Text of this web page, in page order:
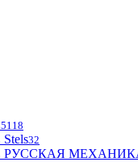
5118
Stels32
РУССКАЯ